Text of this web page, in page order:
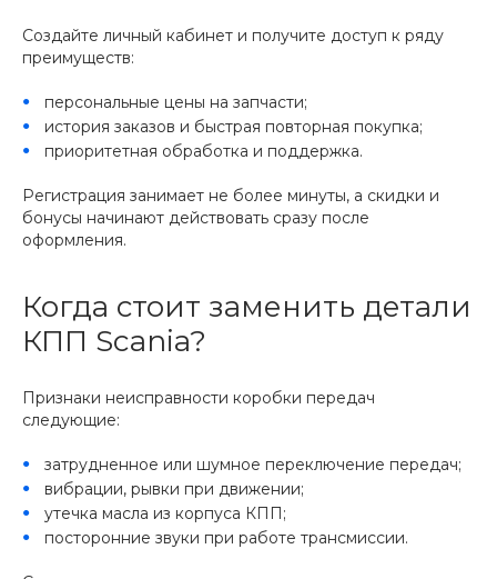
Создайте личный кабинет и получите доступ к ряду
преимуществ:
персональные цены на запчасти;
история заказов и быстрая повторная покупка;
приоритетная обработка и поддержка.
Регистрация занимает не более минуты, а скидки и
бонусы начинают действовать сразу после
оформления.
Когда стоит заменить детали
КПП Scania?
Признаки неисправности коробки передач
следующие:
затрудненное или шумное переключение передач;
вибрации, рывки при движении;
утечка масла из корпуса КПП;
посторонние звуки при работе трансмиссии.